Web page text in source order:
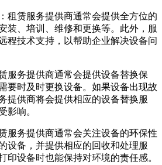
租赁服务提供商通常会提供全方位的
装、培训、维修和更换等。此外，服
程技术支持，以帮助企业解决设备问
服务提供商通常会提供设备替换保
要时及时更换设备。如果设备出现故
提供商将会提供相应的设备替换服
影响。
服务提供商通常会关注设备的环保性
设备，并提供相应的回收和处理服
印设备时也能保持对环境的责任感。